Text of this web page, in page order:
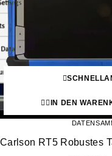
IN DEN
Carlson RT5 Robustes